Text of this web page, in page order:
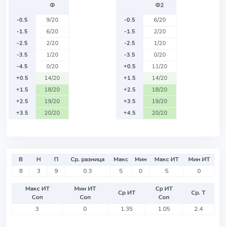
Ф
-0.5
9/20
-1.5
6/20
-2.5
2/20
-3.5
1/20
-4.5
0/20
+0.5
14/20
+1.5
18/20
+2.5
19/20
+3.5
20/20
Ф2
-0.5
6/20
-1.5
2/20
-2.5
1/20
-3.5
0/20
+0.5
11/20
+1.5
14/20
+2.5
18/20
+3.5
19/20
+4.5
20/20
В Н П Ср. разница Макс Мин Макс ИТ
Мин ИТ
8
3 9 0.3 5 0 5 0
Макс ИТ
Соп
Мин ИТ
Соп
Ср ИТ
Ср ИТ
Соп
Ср. Т
3
0 1.35 1.05 2.4